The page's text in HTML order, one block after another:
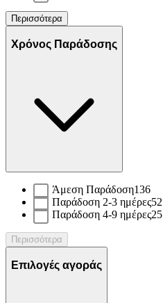
Περισσότερα
Χρόνος Παράδοσης
Άμεση Παράδοση136
Παράδοση 2-3 ημέρες52
Παράδοση 4-9 ημέρες25
Περισσότερα
Επιλογές αγοράς